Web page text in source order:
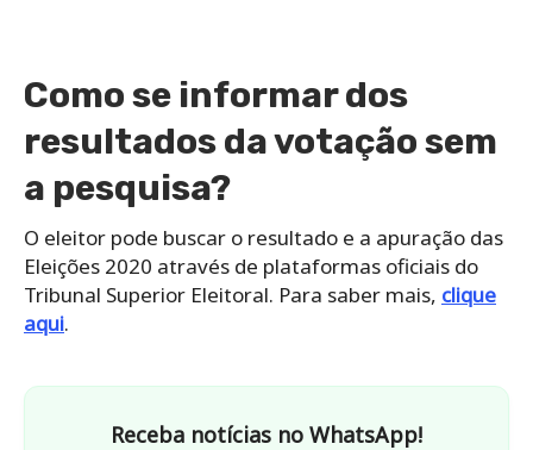
Como se informar dos
resultados da votação sem
a pesquisa?
O eleitor pode buscar o resultado e a apuração das
Eleições 2020 através de plataformas oficiais do
Tribunal Superior Eleitoral. Para saber mais, clique
aqui.
Receba notícias no WhatsApp!